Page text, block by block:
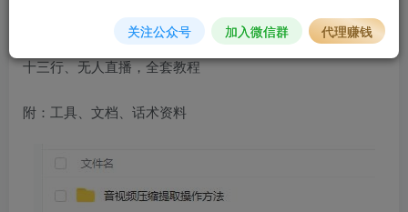
左小姐-直播带货俱乐部
十三行、无人直播，全套教程
附：工具、文档、话术资料
关注公众号 加入微信群 代理赚钱